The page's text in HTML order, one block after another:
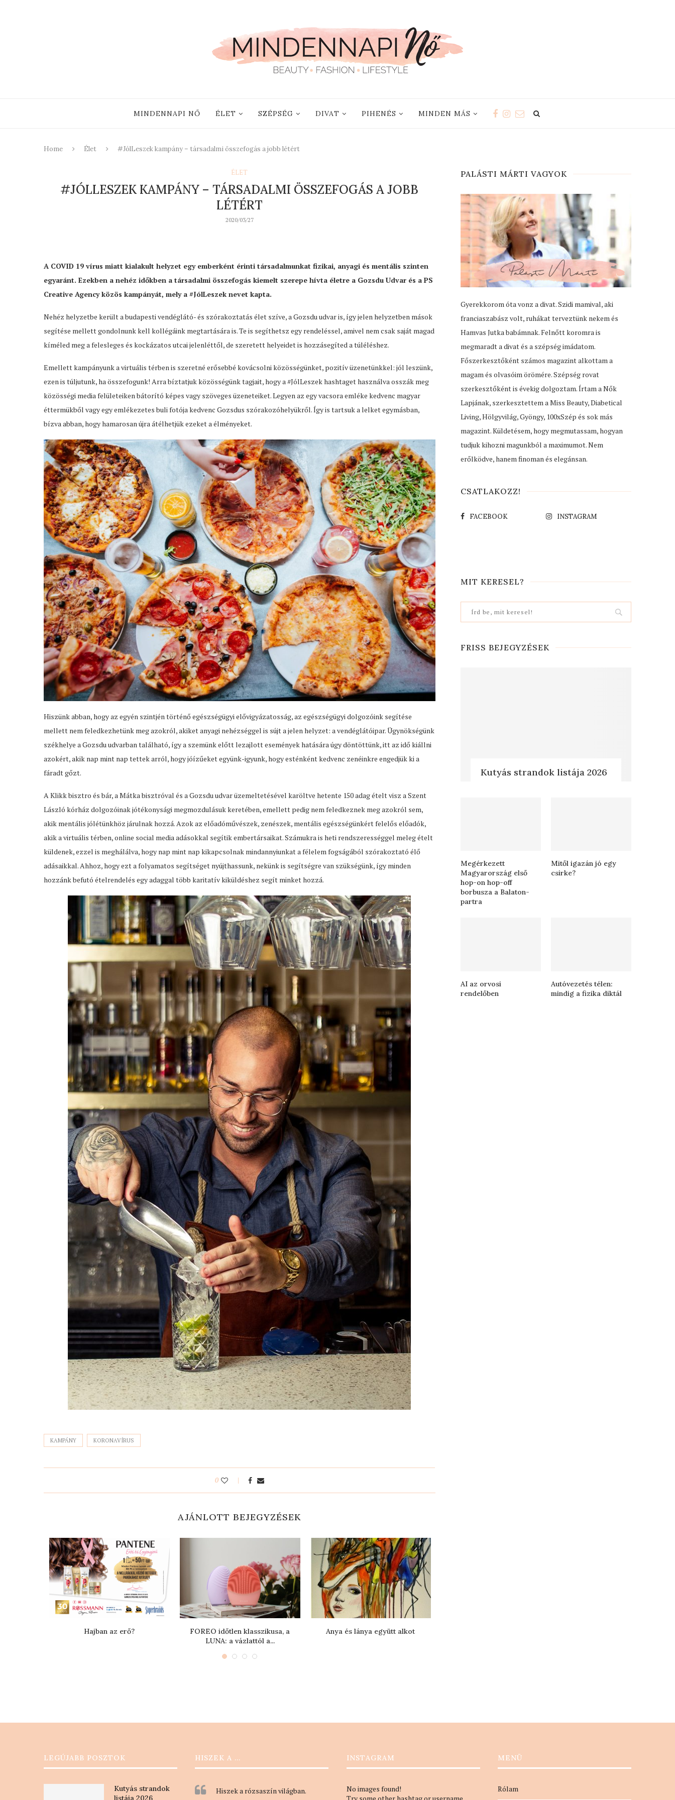
MINDENNAPI NŐ ÉLET SZÉPSÉG DIVAT PIHENÉS MINDEN MÁS
Home Élet #JólLeszek kampány – társadalmi összefogás a jobb létért
ÉLET
#JÓLLESZEK KAMPÁNY – TÁRSADALMI ÖSSZEFOGÁS A JOBB
LÉTÉRT
2020/03/27
A COVID 19 vírus miatt kialakult helyzet egy emberként érinti társadalmunkat fizikai, anyagi és mentális szinten
egyaránt. Ezekben a nehéz időkben a társadalmi összefogás kiemelt szerepe hívta életre a Gozsdu Udvar és a PS
Creative Agency közös kampányát, mely a #JólLeszek nevet kapta.
Nehéz helyzetbe került a budapesti vendéglátó- és szórakoztatás élet szíve, a Gozsdu udvar is, így jelen helyzetben mások
segítése mellett gondolnunk kell kollégáink megtartására is. Te is segíthetsz egy rendeléssel, amivel nem csak saját magad
kíméled meg a felesleges és kockázatos utcai jelenléttől, de szeretett helyeidet is hozzásegíted a túléléshez.
Emellett kampányunk a virtuális térben is szeretné erősebbé kovácsolni közösségünket, pozitív üzenetünkkel: jól leszünk,
ezen is túljutunk, ha összefogunk! Arra bíztatjuk közösségünk tagjait, hogy a #JólLeszek hashtaget használva osszák meg
közösségi media felületeiken bátorító képes vagy szöveges üzeneteiket. Legyen az egy vacsora emléke kedvenc magyar
éttermükből vagy egy emlékezetes buli fotója kedvenc Gozsdus szórakozóhelyükről. Így is tartsuk a lelket egymásban,
bízva abban, hogy hamarosan újra átélhetjük ezeket a élményeket.
Hiszünk abban, hogy az egyén szintjén történő egészségügyi elővigyázatosság, az egészségügyi dolgozóink segítése
mellett nem feledkezhetünk meg azokról, akiket anyagi nehézséggel is sújt a jelen helyzet: a vendéglátóipar. Ügynökségünk
székhelye a Gozsdu udvarban található, így a szemünk előtt lezajlott események hatására úgy döntöttünk, itt az idő kiállni
azokért, akik nap mint nap tettek arról, hogy jóízűeket együnk-igyunk, hogy esténként kedvenc zenéinkre engedjük ki a
fáradt gőzt.
A Klikk bisztro és bár, a Mátka bisztróval és a Gozsdu udvar üzemeltetésével karöltve hetente 150 adag ételt visz a Szent
László kórház dolgozóinak jótékonysági megmozdulásuk keretében, emellett pedig nem feledkeznek meg azokról sem,
akik mentális jólétünkhöz járulnak hozzá. Azok az előadóművészek, zenészek, mentális egészségünkért felelős előadók,
akik a virtuális térben, online social media adásokkal segítik embertársaikat. Számukra is heti rendszerességgel meleg ételt
küldenek, ezzel is meghálálva, hogy nap mint nap kikapcsolnak mindannyiunkat a félelem fogságából szórakoztató élő
adásaikkal. Ahhoz, hogy ezt a folyamatos segítséget nyújthassunk, nekünk is segítségre van szükségünk, így minden
hozzánk befutó ételrendelés egy adaggal több karitatív kiküldéshez segít minket hozzá.
KAMPÁNY KORONAVÍRUS
0
AJÁNLOTT BEJEGYZÉSEK
Hajban az erő?
FOREO időtlen klasszikusa, a
LUNA: a vázlattól a...
Anya és lánya együtt alkot
PALÁSTI MÁRTI VAGYOK
Gyerekkorom óta vonz a divat. Szidi mamival, aki
franciaszabász volt, ruhákat terveztünk nekem és
Hamvas Jutka babámnak. Felnőtt koromra is
megmaradt a divat és a szépség imádatom.
Főszerkesztőként számos magazint alkottam a
magam és olvasóim örömére. Szépség rovat
szerkesztőként is évekig dolgoztam. Írtam a Nők
Lapjának, szerkesztettem a Miss Beauty, Diabetical
Living, Hölgyvilág, Gyöngy, 100xSzép és sok más
magazint. Küldetésem, hogy megmutassam, hogyan
tudjuk kihozni magunkból a maximumot. Nem
erőlködve, hanem finoman és elegánsan.
CSATLAKOZZ!
FACEBOOK INSTAGRAM
MIT KERESEL?
FRISS BEJEGYZÉSEK
Kutyás strandok listája 2026
Megérkezett
Magyarország első
hop-on hop-off
borbusza a Balaton-
partra
Mitől igazán jó egy
csirke?
AI az orvosi
rendelőben
Autóvezetés télen:
mindig a fizika diktál
LEGÚJABB POSZTOK
Kutyás strandok
listája 2026
HISZEK A …
Hiszek a rózsaszín világban.
INSTAGRAM
No images found!
MENÜ
Rólam